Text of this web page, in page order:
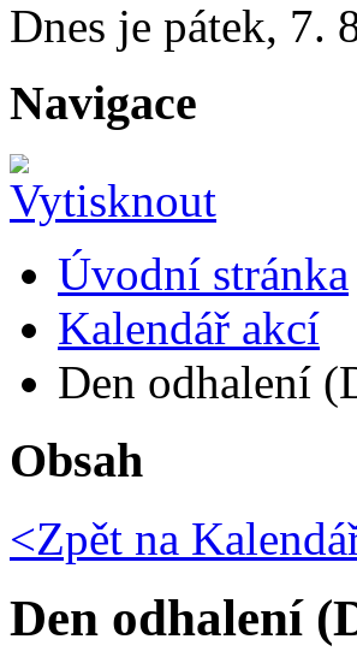
Dnes je pátek, 7.
Navigace
Úvodní stránka
Kalendář akcí
Den odhalení
Obsah
<Zpět na
Den odhalení